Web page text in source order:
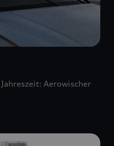
Aerowischer